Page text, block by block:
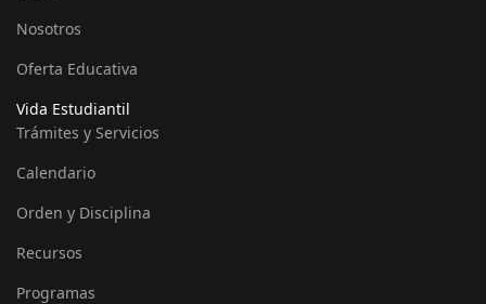
Nosotros
Oferta Educativa
Vida Estudiantil
Trámites y Servicios
Calendario
Orden y Disciplina
Recursos
Programas